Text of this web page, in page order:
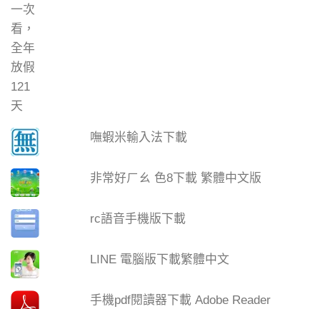
嘸蝦米輸入法下載
非常好ㄏㄠ 色8下載 繁體中文版
rc語音手機版下載
LINE 電腦版下載繁體中文
手機pdf閱讀器下載 Adobe Reader